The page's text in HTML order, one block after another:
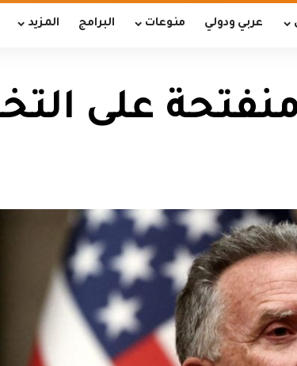
عربي ودولي منوعات البرامج المزيد
على